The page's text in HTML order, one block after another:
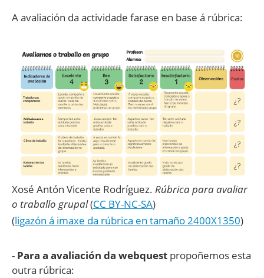
A avaliación da actividade farase en base á rúbrica:
Xosé Antón Vicente Rodríguez. Rúbrica para avaliar
o traballo grupal(CC BY-NC-SA)
(ligazón á imaxe da rúbrica en tamaño 2400X1350)
- Para a avaliación da webquest propoñemos esta
outra rúbrica: